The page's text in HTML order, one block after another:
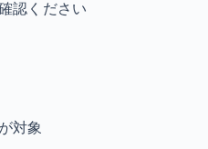
認ください
対象